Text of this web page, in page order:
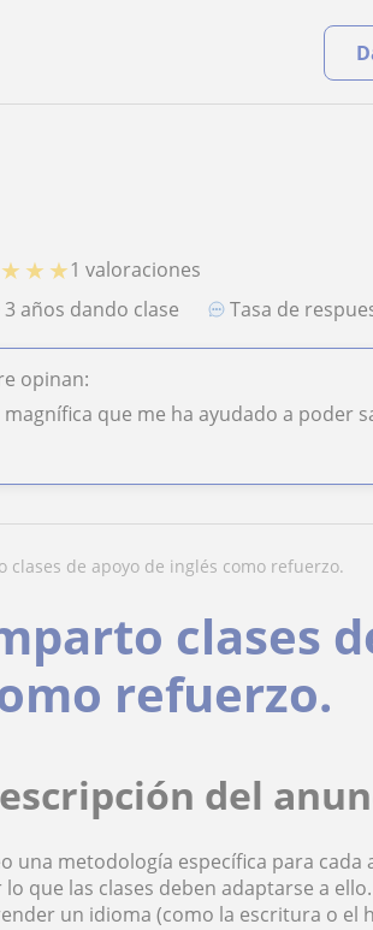
★ ★ ★1 valoraciones
3 años dando clase Tasa de
opinan:
que me ha ayudado a poder
clases de apoyo de inglés como refuerzo.
clases
refuerzo.
del
una metodología específica para
lo que las clases deben adaptarse a
un idioma (como la escritura o el